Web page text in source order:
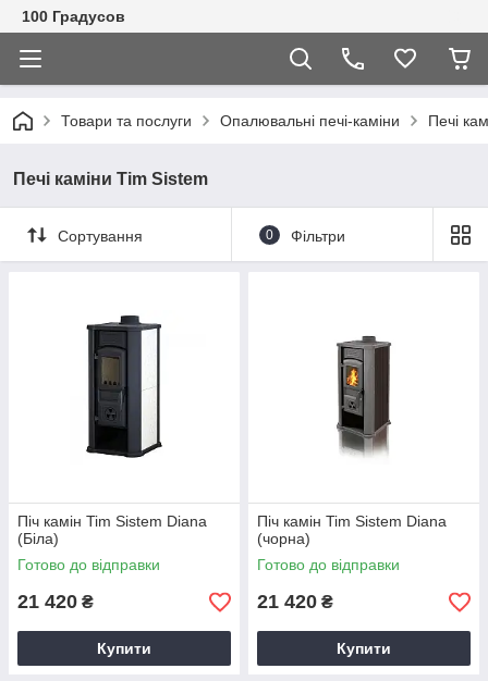
100 Градусов
Товари та послуги Опалювальні печі-каміни Печі
Печі каміни Tim Sistem
Сортування 0 Фільтри
Піч камін Tim Sistem Diana
(Біла)
Готово до відправки
21 420 ₴
Купити
Піч камін Tim Sistem Diana
(чорна)
Готово до відправки
21 420 ₴
Купити